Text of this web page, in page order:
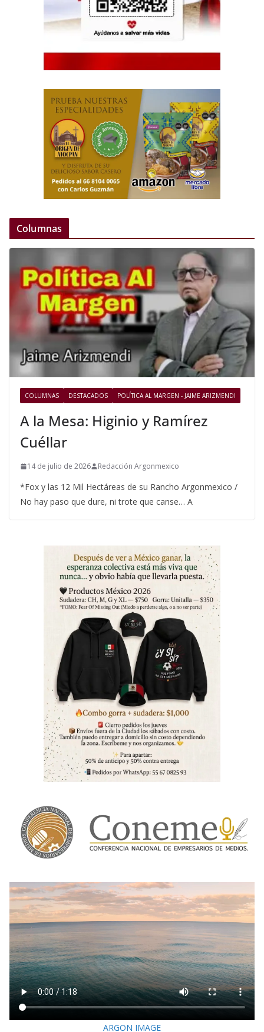
Columnas
COLUMNAS DESTACADOS POLÍTICA AL MARGEN - JAIME ARIZMENDI
A la Mesa: Higinio y Ramírez
Cuéllar
14 de julio de 2026 Redacción Argonmexico
*Fox y las 12 Mil Hectáreas de su Rancho Argonmexico /
No hay paso que dure, ni trote que canse… A
ARGON IMAGE